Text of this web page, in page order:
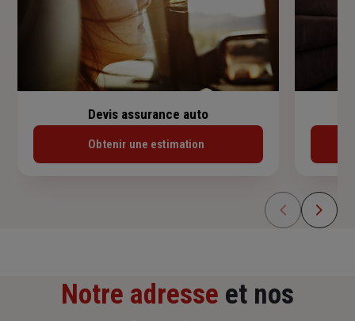
Devis assurance auto
Obtenir une estimation
Notre adresse et nos